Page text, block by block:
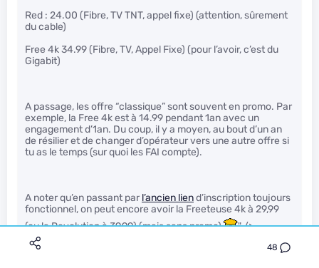
48
Red : 24.00 (Fibre, TV TNT, appel fixe) (attention, sûrement
du cable)
Free 4k 34.99 (Fibre, TV, Appel Fixe) (pour l’avoir, c’est du
Gigabit)
A passage, les offre “classique” sont souvent en promo. Par
exemple, la Free 4k est à 14.99 pendant 1an avec un
engagement d’1an. Du coup, il y a moyen, au bout d’un an
de résilier et de changer d’opérateur vers une autre offre si
tu as le temps (sur quoi les FAI compte).
A noter qu’en passant par l’ancien liend’inscription toujours
fonctionnel, on peut encore avoir la Freeteuse 4k à 29,99
(ou la Revolution à 39,99) (mais sans promo)
" />